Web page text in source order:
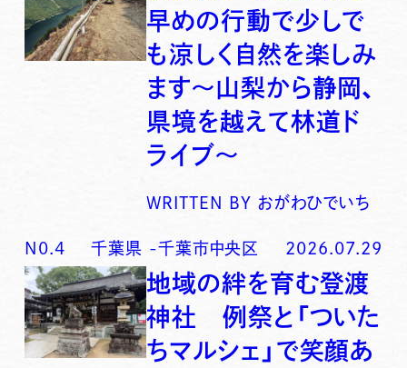
早めの行動で少しで
も涼しく自然を楽しみ
ます〜山梨から静岡、
県境を越えて林道ド
ライブ〜
WRITTEN BY おがわひでいち
N0. 4 千葉県 -千葉市中央区 2026.07.29
地域の絆を育む登渡
神社 例祭と「ついた
ちマルシェ」で笑顔あ